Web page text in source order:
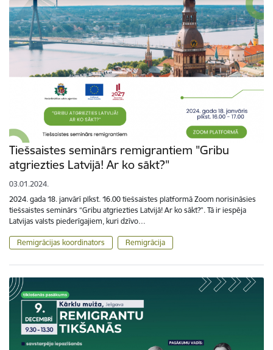
Tiešsaistes seminārs remigrantiem "Gribu
atgriezties Latvijā! Ar ko sākt?"
03.01.2024.
2024. gada 18. janvārī plkst. 16.00 tiešsaistes platformā Zoom norisināsies
tiešsaistes seminārs “Gribu atgriezties Latvijā! Ar ko sākt?”. Tā ir iespēja
Latvijas valsts piederīgajiem, kuri dzīvo…
Remigrācijas koordinators Remigrācija